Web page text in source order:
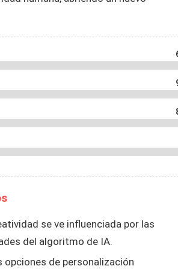
se ve influenciada por las
del algoritmo de IA.
opciones de personalización